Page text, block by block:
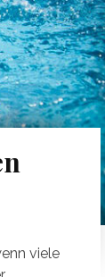
viele